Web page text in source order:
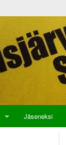
Jäseneksi